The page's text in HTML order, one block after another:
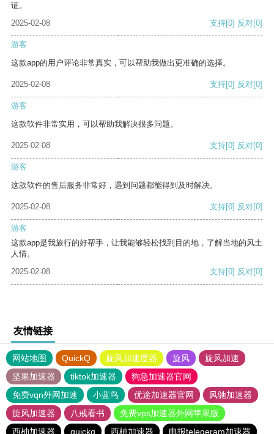
证。
2025-02-08
支持[0] 反对[0]
游客
这款app的用户评论非常真实，可以帮助我做出更准确的选择。
2025-02-08 支持[0] 反对[0]
游客
这款软件非常实用，可以帮助我解决很多问题。
2025-02-08 支持[0] 反对[0]
游客
这款软件的售后服务非常好，遇到问题都能得到及时解决。
2025-02-08 支持[0] 反对[0]
游客
这款app是我旅行的好帮手，让我能够轻松找到目的地，了解当地的风土
人情。
2025-02-08
支持[0] 反对[0]
友情链接
网站地图 QuickQ 旋风加速度器 旋风
旋风加速
坚果加速器
tiktok加速器
狗急加速器官网
免费vqn外网加速
小蓝鸟 优途加速器官网
风驰加速器
旋风加速器
八戒看书
免费vps加速器外网苹果版
西柚加速器
quickq 西柚加速器 电报telegeram加速器